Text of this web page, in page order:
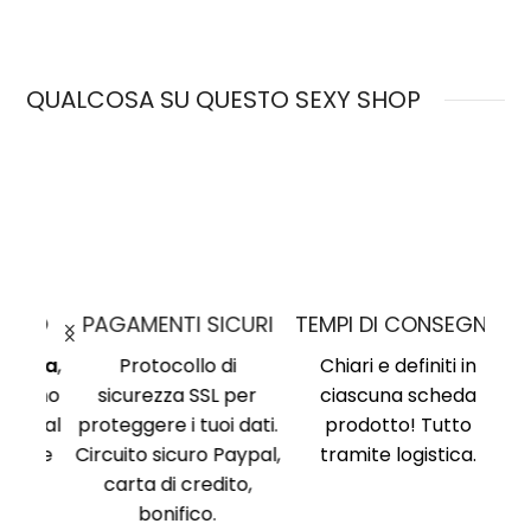
QUALCOSA SU QUESTO SEXY SHOP
PAGAMENTI SICURI
Protocollo di
sicurezza SSL per
proteggere i tuoi dati.
Circuito sicuro Paypal,
carta di credito,
bonifico.
TEMPI DI CONSEGNA
Chiari e definiti in
ciascuna scheda
prodotto! Tutto
tramite logistica.